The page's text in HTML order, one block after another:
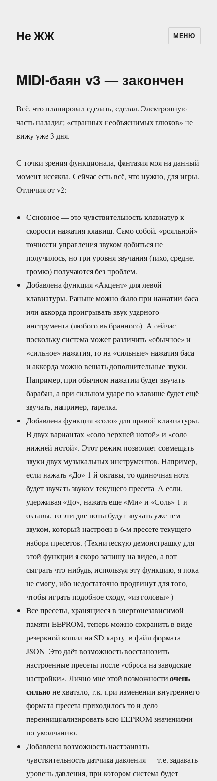
Не ЖЖ МЕНЮ
MIDI-баян v3 — закончен
Всё, что планировал сделать, сделал. Электронную
часть наладил; «странных необъяснимых глюков» не
вижу уже 3 дня.
С точки зрения функционала, фантазия моя на данный
момент иссякла. Сейчас есть всё, что нужно, для игры.
Отличия от v2:
Основное — это чувствительность клавиатур к
скорости нажатия клавиш. Само собой, «рояльной»
точности управления звуком добиться не
получилось, но три уровня звучания (тихо, средне.
громко) получаются без проблем.
Добавлена функция «Акцент» для левой
клавиатуры. Раньше можно было при нажатии баса
или аккорда проигрывать звук ударного
инструмента (любого выбранного). А сейчас,
поскольку система может различить «обычное» и
«сильное» нажатия, то на «сильные» нажатия баса
и аккорда можно вешать дополнительные звуки.
Например, при обычном нажатии будет звучать
барабан, а при сильном ударе по клавише будет ещё
звучать, например, тарелка.
Добавлена функция «соло» для правой клавиатуры.
В двух вариантах «соло верхней нотой» и «соло
нижней нотой». Этот режим позволяет совмещать
звуки двух музыкальных инструментов. Например,
если нажать «До» 1-й октавы, то одиночная нота
будет звучать звуком текущего пресета. А если,
удерживая «До», нажать ещё «Ми» и «Соль» 1-й
октавы, то эти две ноты будут звучать уже тем
звуком, который настроен в 6-м пресете текущего
набора пресетов. (Техническую демонстрашку для
этой функции я скоро запишу на видео, а вот
сыграть что-нибудь, используя эту функцию, я пока
не смогу, ибо недостаточно продвинут для того,
чтобы играть подобное сходу, «из головы».)
Все пресеты, хранящиеся в энергонезависимой
памяти EEPROM, теперь можно сохранить в виде
резервной копии на SD-карту, в файл формата
JSON. Это даёт возможность восстановить
настроенные пресеты после «сброса на заводские
настройки». Лично мне этой возможностиочень
сильноне хватало, т.к. при изменении внутреннего
формата пресета приходилось то и дело
переинициализировать всю EEPROM значениями
по-умолчанию.
Добавлена возможность настраивать
чувствительность датчика давления — т.е. задавать
уровень давления, при котором система будет